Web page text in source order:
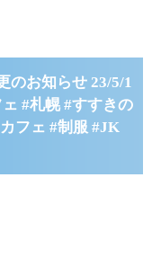
のお知らせ 23/5/1
#札幌 #すすきの
フェ #制服 #JK